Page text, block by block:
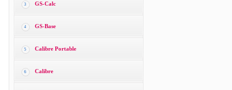
3 GS-Calc
4 GS-Base
5 Calibre Portable
6 Calibre